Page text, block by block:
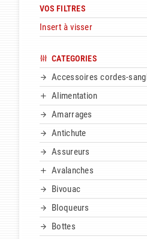
VOS FILTRES
Insert à visser
CATEGORIES
Accessoires cordes-
Alimentation
Amarrages
Antichute
Assureurs
Avalanches
Bivouac
Bloqueurs
Bottes